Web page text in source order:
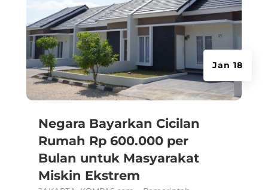
Negara Bayarkan Cicilan
Rumah Rp 600.000 per
Bulan untuk Masyarakat
Miskin Ekstrem
Jan 18